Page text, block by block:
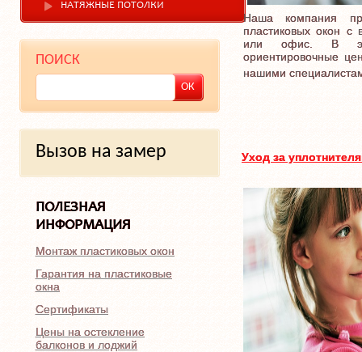
НАТЯЖНЫЕ ПОТОЛКИ
ПОИСК
Вызов на замер
ПОЛЕЗНАЯ
ИНФОРМАЦИЯ
Монтаж пластиковых окон
Гарантия на пластиковые
окна
Сертификаты
Цены на остекление
балконов и лоджий
Наша компания
пластиковых окон
или офис. В
ориентировочные
нашими
Уход за